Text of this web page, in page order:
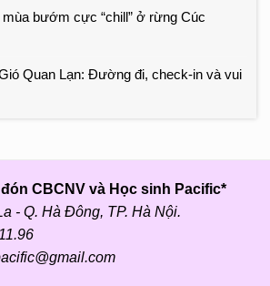
mùa bướm cực “chill” ở rừng Cúc
Quan Lạn: Đường đi, check-in và vui
CBCNV và Học sinh Pacific*
- Q. Hà Đông, TP. Hà Nội.